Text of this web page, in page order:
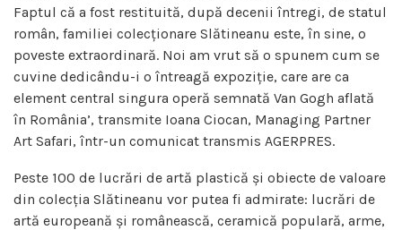
Faptul că a fost restituită, după decenii întregi, de statul
român, familiei colecționare Slătineanu este, în sine, o
poveste extraordinară. Noi am vrut să o spunem cum se
cuvine dedicându-i o întreagă expoziție, care are ca
element central singura operă semnată Van Gogh aflată
în România’, transmite Ioana Ciocan, Managing Partner
Art Safari, într-un comunicat transmis AGERPRES.
Peste 100 de lucrări de artă plastică și obiecte de valoare
din colecția Slătineanu vor putea fi admirate: lucrări de
artă europeană și românească, ceramică populară, arme,